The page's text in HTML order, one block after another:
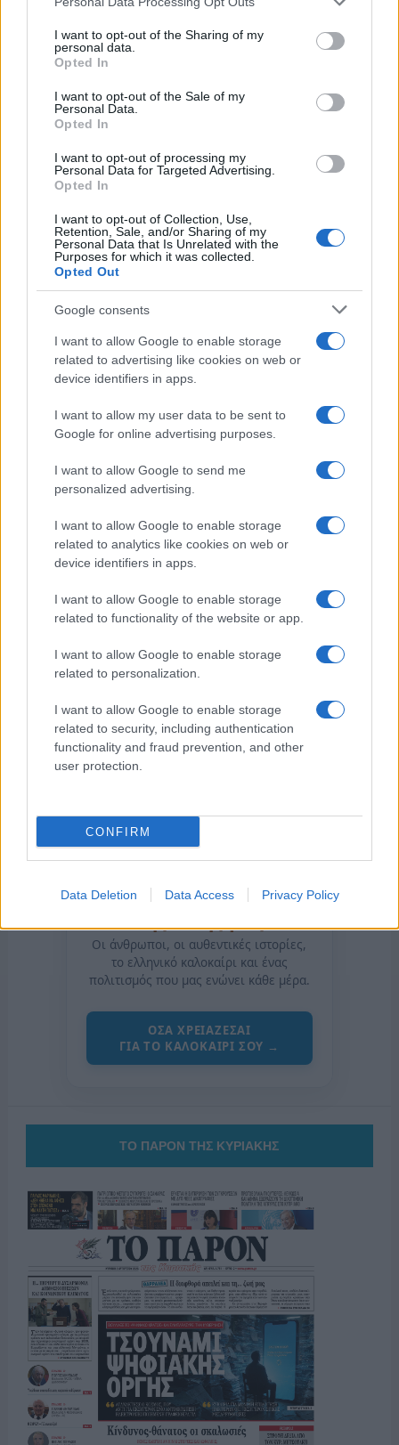
not limited to your visit or usage behaviour. You may click to
grant or deny consent to Google and its third-party tags to
use your data for below specified purposes in below Google
consent section.
I want to opt-out of the Sharing of my
personal data.
Opted In
I want to opt-out of the Sale of my
Personal Data.
Opted In
I want to opt-out of processing my
Personal Data for Targeted Advertising.
Opted In
I want to opt-out of Collection, Use,
Retention, Sale, and/or Sharing of my
Personal Data that Is Unrelated with the
Purposes for which it was collected.
Opted Out
Google consents
I want to allow Google to enable storage
related to advertising like cookies on web or
device identifiers in apps.
I want to allow my user data to be sent to
Google for online advertising purposes.
I want to allow Google to send me
personalized advertising.
I want to allow Google to enable storage
related to analytics like cookies on web or
device identifiers in apps.
I want to allow Google to enable storage
related to functionality of the website or app.
I want to allow Google to enable storage
related to personalization.
I want to allow Google to enable storage
related to security, including authentication
functionality and fraud prevention, and other
user protection.
CONFIRM
Data Deletion Data Access Privacy Policy
Οι άνθρωποι, οι αυθεντικές ιστορίες,
το ελληνικό καλοκαίρι και ένας
πολιτισμός που μας ενώνει κάθε μέρα.
ΟΣΑ ΧΡΕΙΑΖΕΣΑΙ
ΓΙΑ ΤΟ ΚΑΛΟΚΑΙΡΙ ΣΟΥ →
ΤΟ ΠΑΡΟΝ ΤΗΣ ΚΥΡΙΑΚΗΣ